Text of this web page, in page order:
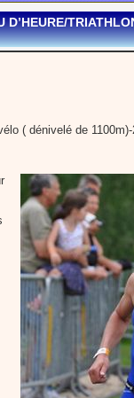
( dénivelé de 1100m)-